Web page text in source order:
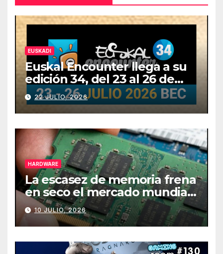
EUSKADI
Euskal Encounter llega a su
edición 34, del 23 al 26 de
julio
22 JULIO, 2026
HARDWARE
La escasez de memoria frena
en seco el mercado mundial
de PCs
10 JULIO, 2026